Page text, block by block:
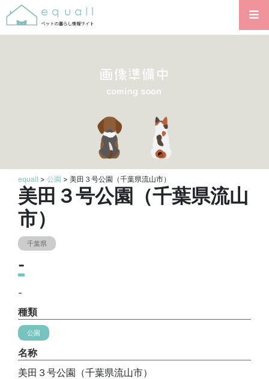
equall > 公園 > 美田３号公園（千葉県流山市）
美田３号公園（千葉県流山
市）
千葉県
-
-
種類
公園
名称
美田３号公園（千葉県流山市）